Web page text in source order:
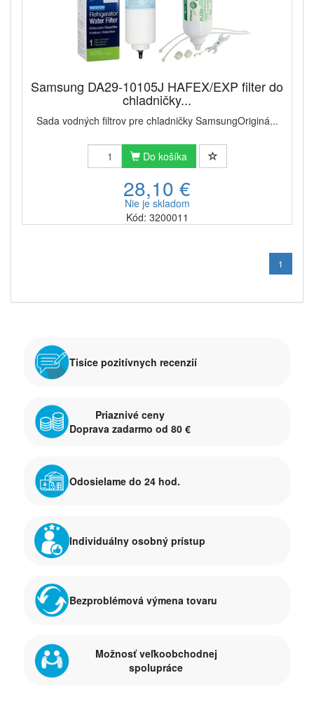
Samsung DA29-10105J HAFEX/EXP filter do
chladničky...
Sada vodných filtrov pre chladničky SamsungOriginá...
Do košíka
28,10 €
Nie je skladom
Kód: 3200011
1
Tisíce pozitívnych recenzií
Priaznivé ceny
Doprava zadarmo od 80 €
Odosielame do 24 hod.
Individuálny osobný prístup
Bezproblémová výmena tovaru
Možnosť veľkoobchodnej
spolupráce